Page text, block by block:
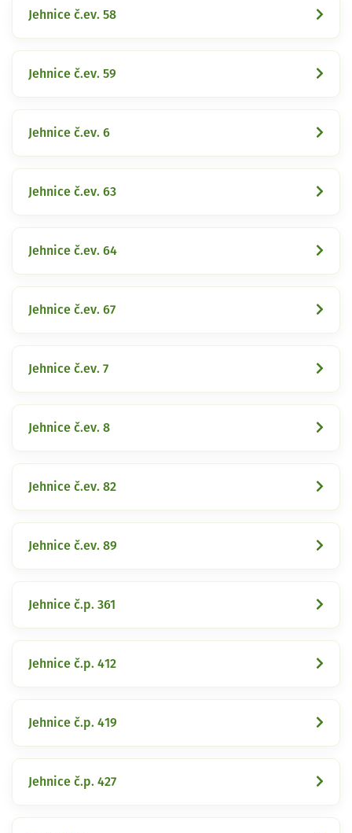
Jehnice č.ev. 58
Jehnice č.ev. 59
Jehnice č.ev. 6
Jehnice č.ev. 63
Jehnice č.ev. 64
Jehnice č.ev. 67
Jehnice č.ev. 7
Jehnice č.ev. 8
Jehnice č.ev. 82
Jehnice č.ev. 89
Jehnice č.p. 361
Jehnice č.p. 412
Jehnice č.p. 419
Jehnice č.p. 427